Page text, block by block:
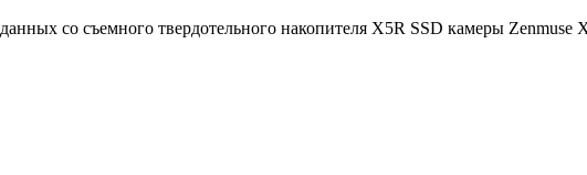
со съемного твердотельного накопителя X5R SSD камеры Zenmuse